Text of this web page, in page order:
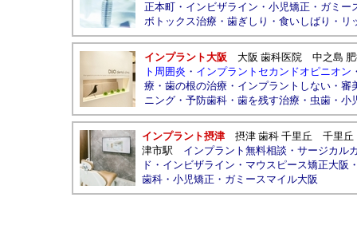
正本町 ・ インビザライン ・ 小児矯正 ・ ガミー
ボトックス治療 ・ 歯ぎしり ・ 食いしばり ・ リ
インプラント大阪 大阪 歯科医院 中之島
ト周囲炎 ・ インプラントセカンドオピニオン
療 ・ 歯の根の治療 ・ インプラントしない ・ 審
ニング ・ 予防歯科 ・ 歯を残す治療 ・ 虫歯 ・ 小
インプラント摂津 摂津 歯科 千里丘 千里丘
津市駅
インプラント無料相談 ・ サージカル
ド ・ インビザライン ・ マウスピース矯正大阪
歯科 ・ 小児矯正 ・ ガミースマイル大阪